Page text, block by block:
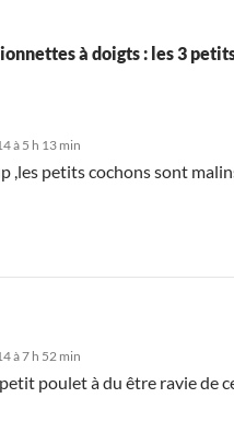
à doigts : les 3
à 5 h 13 min
,les petits cochons sont
à 7 h 52 min
poulet à du être ravie de